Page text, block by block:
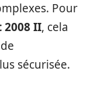
Pour
2008 II, cela
sécurisée.